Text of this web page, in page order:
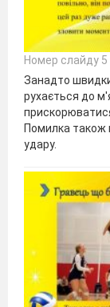
Номер слайду 5
Занадто
рухається до
Помилка також
удару.